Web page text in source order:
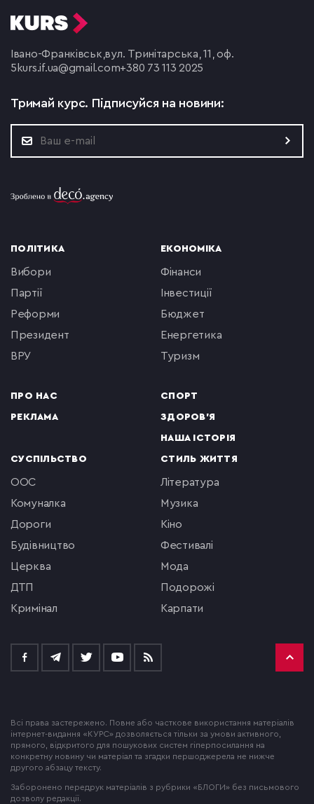
Івано-Франківськ, вул. Тринітарська, 11, оф.
5 kurs.if.ua@gmail.com+380 73 113 2025
Тримай курс. Підписуйся на новини:
ПОЛІТИКА
вибори
партії
реформи
президент
ВРУ
ПРО НАС
РЕКЛАМА
ЕКОНОМІКА
фінанси
інвестиції
бюджет
енергетика
туризм
СПОРТ
ЗДОРОВ'Я
НАША ІСТОРІЯ
СУСПІЛЬСТВО
ООС
комуналка
Дороги
будівництво
церква
ДТП
кримінал
СТИЛЬ ЖИТТЯ
література
музика
кіно
фестивалі
мода
подорожі
Карпати
Всі права застережено. Повне або часткове використання матеріалів
інтернет-видання «КУРС» дозволяється тільки за умови активного,
прямого, відкритого для пошукових систем гіперпосилання на
конкретну новину чи матеріал та згадки першоджерела не нижче
другого абзацу тексту.
Заборонено передрук матеріалів з рубрики «БЛОГИ» без письмового
дозволу редакції.